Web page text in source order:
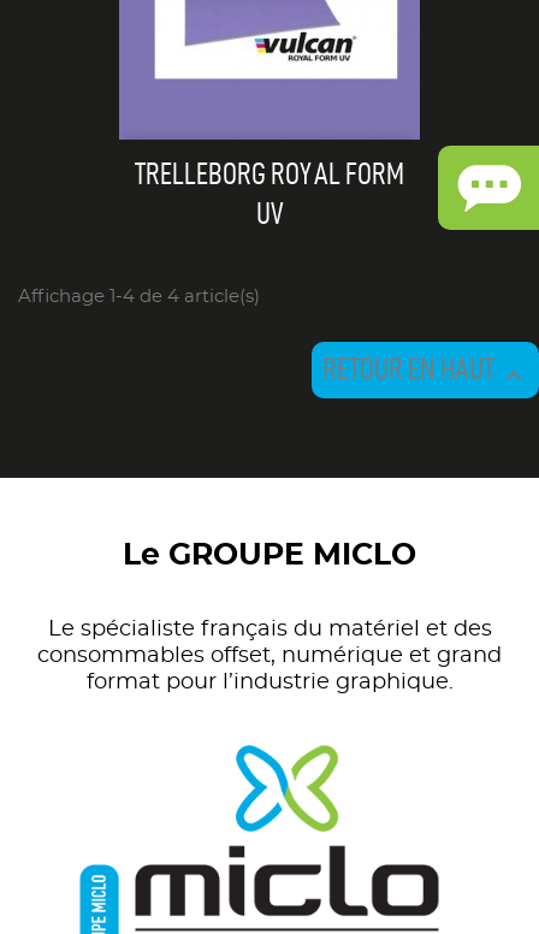
TRELLEBORG ROYAL FORM
UV
Affichage 1-4 de 4 article(s)
RETOUR EN HAUT 
Le GROUPE MICLO
Le spécialiste français du matériel et des
consommables offset, numérique et grand
format pour l’industrie graphique.